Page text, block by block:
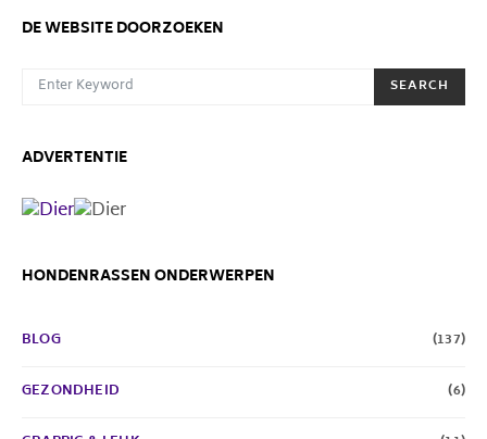
DE WEBSITE DOORZOEKEN
SEARCH FOR:
SEARCH
ADVERTENTIE
HONDENRASSEN ONDERWERPEN
BLOG (137)
GEZONDHEID (6)